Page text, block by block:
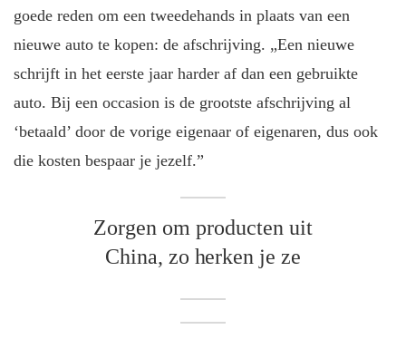
goede reden om een tweedehands in plaats van een
nieuwe auto te kopen: de afschrijving. „Een nieuwe
schrijft in het eerste jaar harder af dan een gebruikte
auto. Bij een occasion is de grootste afschrijving al
‘betaald’ door de vorige eigenaar of eigenaren, dus ook
die kosten bespaar je jezelf.”
Zorgen om producten uit
China, zo herken je ze